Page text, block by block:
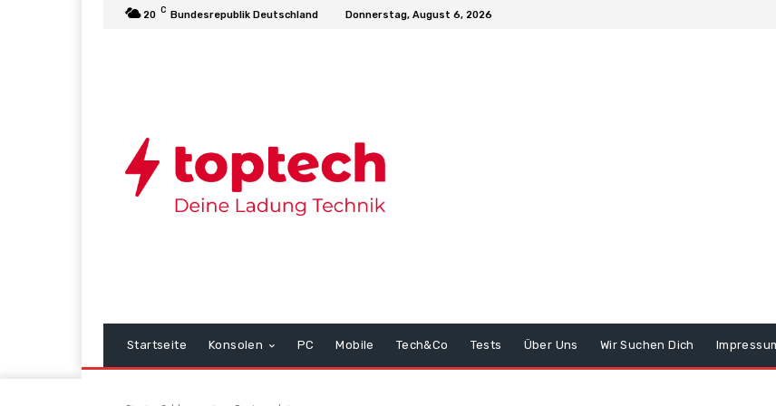
20 C Bundesrepublik Deutschland Donnerstag, August 6, 2026
Startseite Konsolen PC Mobile Tech&Co Tests Über Uns Wir Suchen Dich